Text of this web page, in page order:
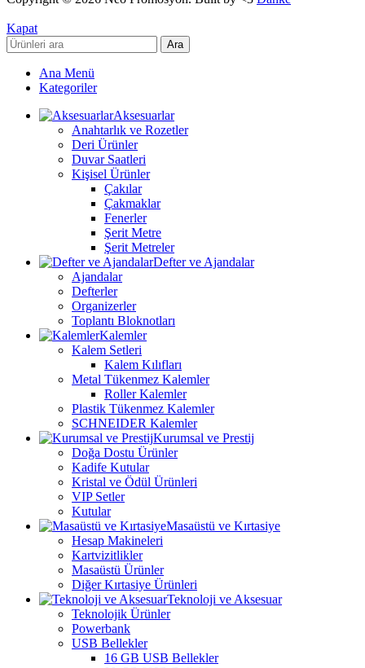
Kapat
Ara
Ana Menü
Kategoriler
Aksesuarlar
Anahtarlık ve Rozetler
Deri Ürünler
Duvar Saatleri
Kişisel Ürünler
Çakılar
Çakmaklar
Fenerler
Şerit Metre
Şerit Metreler
Defter ve Ajandalar
Ajandalar
Defterler
Organizerler
Toplantı Bloknotları
Kalemler
Kalem Setleri
Kalem Kılıfları
Metal Tükenmez Kalemler
Roller Kalemler
Plastik Tükenmez Kalemler
SCHNEIDER Kalemler
Kurumsal ve Prestij
Doğa Dostu Ürünler
Kadife Kutular
Kristal ve Ödül Ürünleri
VIP Setler
Kutular
Masaüstü ve Kırtasiye
Hesap Makineleri
Kartvizitlikler
Masaüstü Ürünler
Diğer Kırtasiye Ürünleri
Teknoloji ve Aksesuar
Teknolojik Ürünler
Powerbank
USB Bellekler
16 GB USB Bellekler